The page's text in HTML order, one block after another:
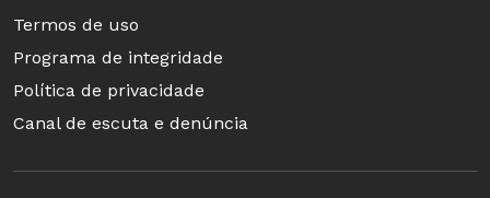
Termos de uso
Programa de integridade
Política de privacidade
Canal de escuta e denúncia